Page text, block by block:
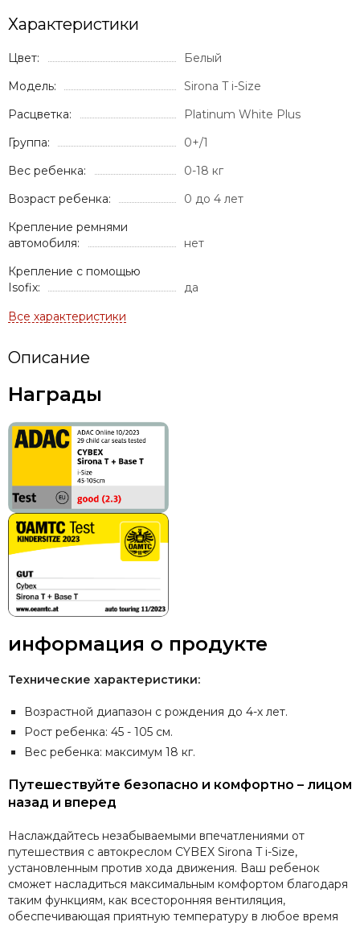
Характеристики
Цвет:
Белый
Модель:
Sirona T i-Size
Расцветка:
Platinum White Plus
Группа:
0+/1
Вес ребенка:
0-18 кг
Возраст ребенка:
0 до 4 лет
Крепление ремнями
автомобиля:
нет
Крепление с помощью
Isofix:
да
Описание
Награды
информация о продукте
Технические характеристики:
Возрастной диапазон с рождения до 4-х лет.
Рост ребенка: 45 - 105 см.
Вес ребенка: максимум 18 кг.
Путешествуйте безопасно и комфортно – лицом
назад и вперед
Наслаждайтесь незабываемыми впечатлениями от
путешествия с автокреслом CYBEX Sirona T i-Size,
установленным против хода движения. Ваш ребенок
сможет насладиться максимальным комфортом благодаря
таким функциям, как всесторонняя вентиляция,
обеспечивающая приятную температуру в любое время